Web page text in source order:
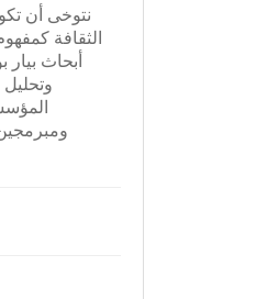
نتوخى أن
الثقافة
أبحاث
ومبرمجين